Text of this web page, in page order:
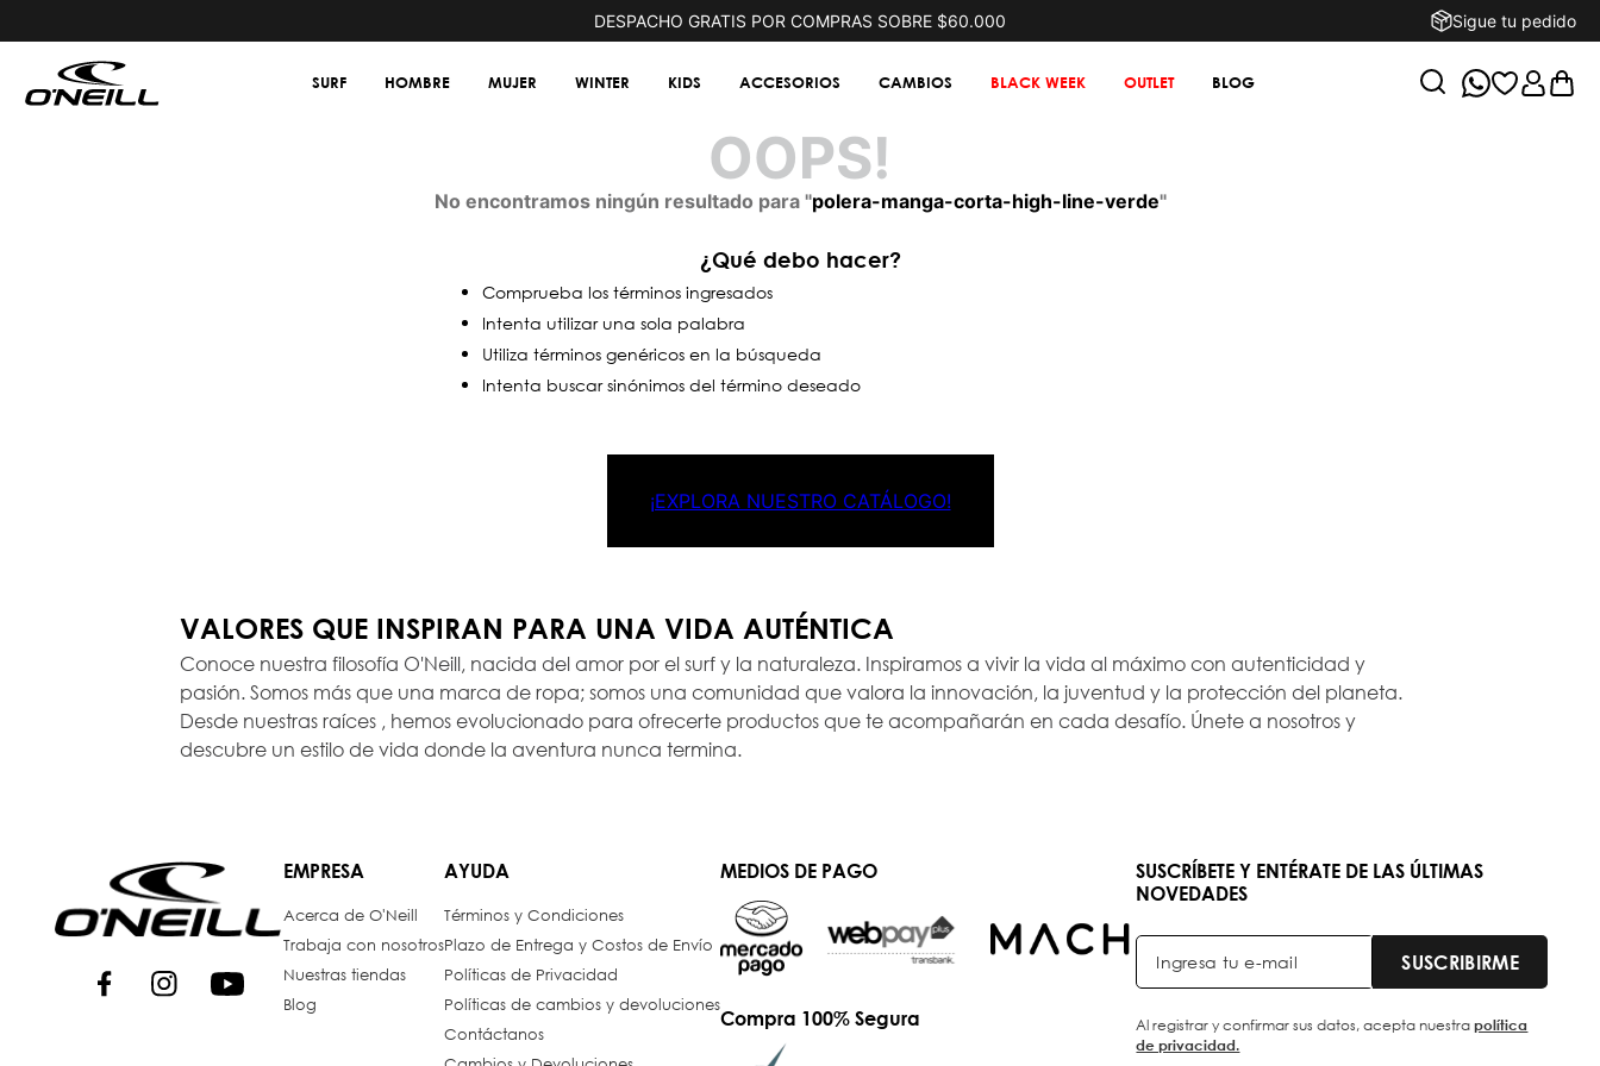
DESPACHO GRATIS POR COMPRAS SOBRE $60.000 Sigue tu pedido
SURF HOMBRE MUJER WINTER KIDS ACCESORIOS CAMBIOS BLACK WEEK OUTLET BLOG
OOPS!
No encontramos ningún resultado para "polera-manga-corta-high-line-verde"
¿Qué debo hacer?
Comprueba los términos ingresados
Intenta utilizar una sola palabra
Utiliza términos genéricos en la búsqueda
Intenta buscar sinónimos del término deseado
¡EXPLORA NUESTRO CATÁLOGO!
VALORES QUE INSPIRAN PARA UNA VIDA AUTÉNTICA
Conoce nuestra filosofía O'Neill, nacida del amor por el surf y la naturaleza. Inspiramos a vivir la vida al máximo con autenticidad y
pasión. Somos más que una marca de ropa; somos una comunidad que valora la innovación, la juventud y la protección del planeta.
Desde nuestras raíces , hemos evolucionado para ofrecerte productos que te acompañarán en cada desafío. Únete a nosotros y
descubre un estilo de vida donde la aventura nunca termina.
EMPRESA
Acerca de O'Neill
Trabaja con nosotros
Nuestras tiendas
Blog
AYUDA
Términos y Condiciones
Plazo de Entrega y Costos de Envío
Políticas de Privacidad
Políticas de cambios y devoluciones
Contáctanos
MEDIOS DE PAGO
Compra 100% Segura
SUSCRÍBETE Y ENTÉRATE DE LAS ÚLTIMAS
NOVEDADES
SUSCRIBIRME
Al registrar y confirmar sus datos, acepta nuestrapolítica
de privacidad.